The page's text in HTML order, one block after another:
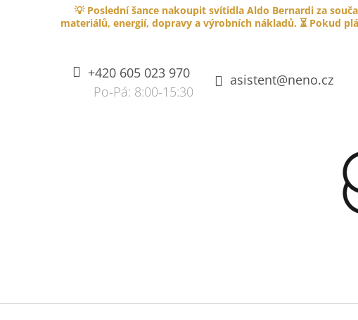
💡 Poslední šance nakoupit svítidla Aldo Bernardi za
materiálů, energií, dopravy a výrobních nákladů. ⏳ Pokud
+420 605 023 970 asistent@neno.cz
ZPĚT
ZPĚT
CO
OHNIVZDORNOU IZOLACÍ - HNĚDÝ